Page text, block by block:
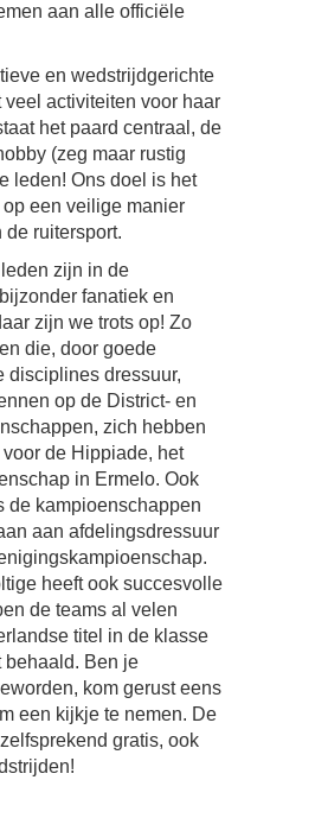
aan alle officiële
en wedstrijdgerichte
activiteiten voor haar
het paard centraal, de
(zeg maar rustig
leden! Ons doel is het
een veilige manier
de ruitersport.
zijn in de
fanatiek en
zijn we trots op! Zo
die, door goede
disciplines dressuur,
op de District- en
zich hebben
de Hippiade, het
in Ermelo. Ook
de kampioenschappen
aan afdelingsdressuur
heeft ook succesvolle
de teams al velen
titel in de klasse
behaald. Ben je
kom gerust eens
een kijkje te nemen. De
gratis, ook